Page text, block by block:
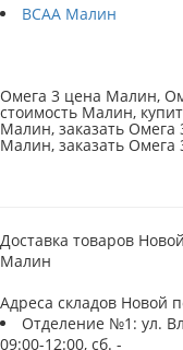
BCAA Малин
Омега 3 цена Малин,
стоимость Малин,
Малин, заказать Омега
Малин, заказать Омега
Доставка товаров
Малин
Адреса складов Новой
Отделение №1: ул.
09:00-12:00, сб. -